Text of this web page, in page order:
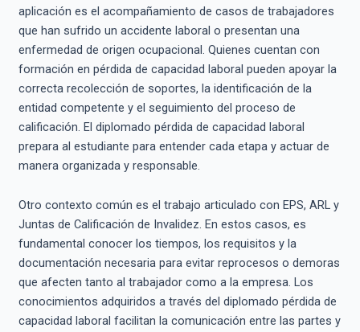
aplicación es el acompañamiento de casos de trabajadores
que han sufrido un accidente laboral o presentan una
enfermedad de origen ocupacional. Quienes cuentan con
formación en pérdida de capacidad laboral pueden apoyar la
correcta recolección de soportes, la identificación de la
entidad competente y el seguimiento del proceso de
calificación. El diplomado pérdida de capacidad laboral
prepara al estudiante para entender cada etapa y actuar de
manera organizada y responsable.
Otro contexto común es el trabajo articulado con EPS, ARL y
Juntas de Calificación de Invalidez. En estos casos, es
fundamental conocer los tiempos, los requisitos y la
documentación necesaria para evitar reprocesos o demoras
que afecten tanto al trabajador como a la empresa. Los
conocimientos adquiridos a través del diplomado pérdida de
capacidad laboral facilitan la comunicación entre las partes y